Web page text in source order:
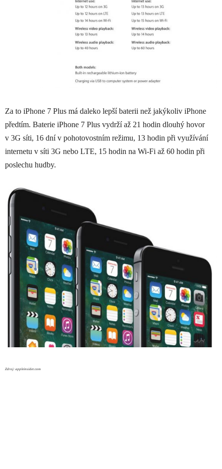
Za to iPhone 7 Plus má daleko lepší baterii než jakýkoliv iPhone
předtím. Baterie iPhone 7 Plus vydrží až 21 hodin dlouhý hovor
v 3G síti, 16 dní v pohotovostním režimu, 13 hodin při využívání
internetu v síti 3G nebo LTE, 15 hodin na Wi-Fi až 60 hodin při
poslechu hudby.
Zdroj: appleinsider.com